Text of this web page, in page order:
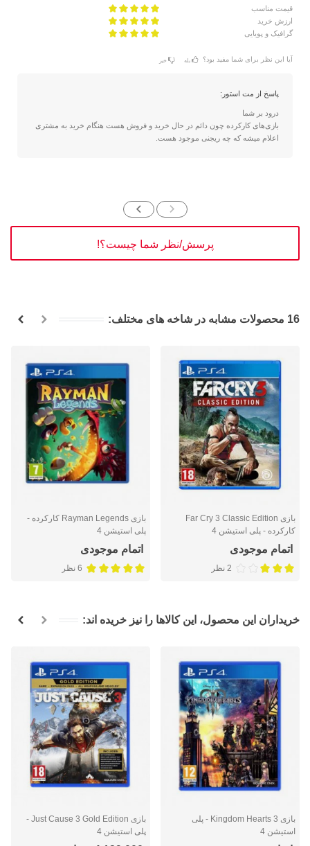
قیمت مناسب
ارزش خرید
گرافیک و پویایی
آیا این نظر برای شما مفید بود؟ بله خیر
پاسخ از مت استور:
درود بر شما
بازی‌های کارکرده چون دائم در حال خرید و فروش هست هنگام خرید به مشتری
اعلام میشه که چه ریجنی موجود هست.
پرسش/نظر شما چیست؟!
16 محصولات مشابه در شاخه های مختلف:
بازی Far Cry 3 Classic Edition
کارکرده - پلی استیشن 4
اتمام موجودی
2 نظر
بازی Rayman Legends کارکرده -
پلی استیشن 4
اتمام موجودی
6 نظر
خریداران این محصول، این کالاها را نیز خریده اند:
بازی Kingdom Hearts 3 - پلی
استیشن 4
بازی Just Cause 3 Gold Edition -
پلی استیشن 4